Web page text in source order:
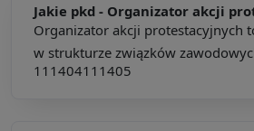
Jakie pkd - Organizator akcji
Organizator akcji protestacyjnych
w strukturze związków
111404111405